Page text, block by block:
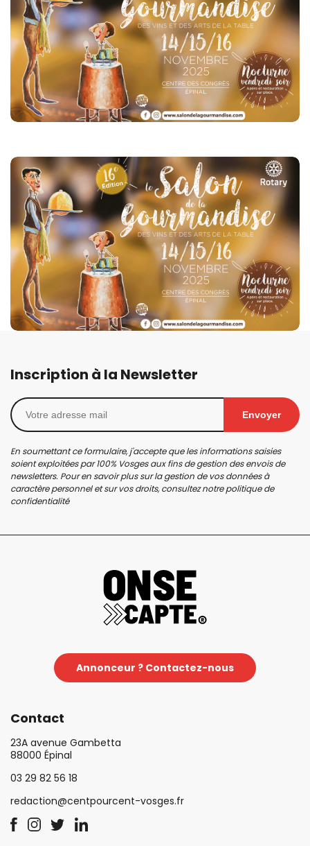
Inscription à la Newsletter
Envoyer
En soumettant ce formulaire, j'accepte que les informations saisies
soient exploitées par 100% Vosges aux fins de gestion des envois de
newsletters. Pour en savoir plus sur la gestion de vos données à
caractère personnel et sur vos droits, consultez notrepolitique de
confidentialité
Annonceur ? Contactez-nous
Contact
23A avenue Gambetta
88000 Épinal
03 29 82 56 18
redaction@centpourcent-vosges.fr